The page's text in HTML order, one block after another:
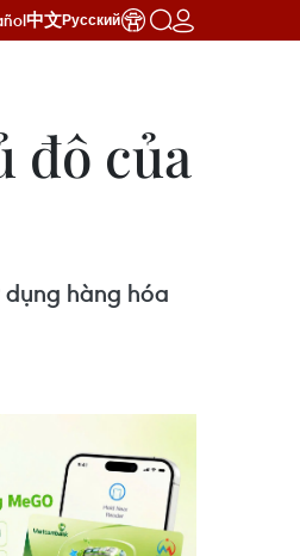
中文Русский
đô của
hàng hóa